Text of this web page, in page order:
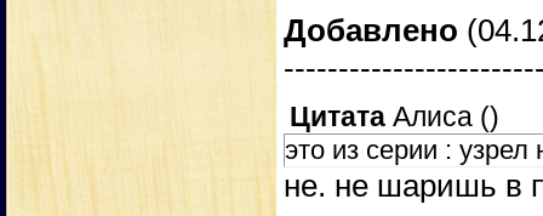
Добавлено
Цитата Алиса ()
это из серии :
не. не шаришь в